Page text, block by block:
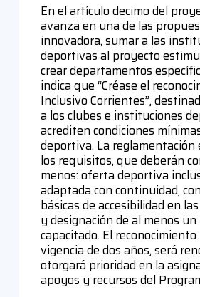
En el artículo decimo del
avanza en una de las
innovadora, sumar a las
deportivas al proyecto
crear departamentos
indica que “Créase el
Inclusivo Corrientes”,
a los clubes e instituciones
acrediten condiciones
deportiva. La reglamentación
los requisitos, que deberán
menos: oferta deportiva
adaptada con continuidad,
básicas de accesibilidad en
y designación de al menos
capacitado. El
vigencia de dos años, será
otorgará prioridad en la
apoyos y recursos del